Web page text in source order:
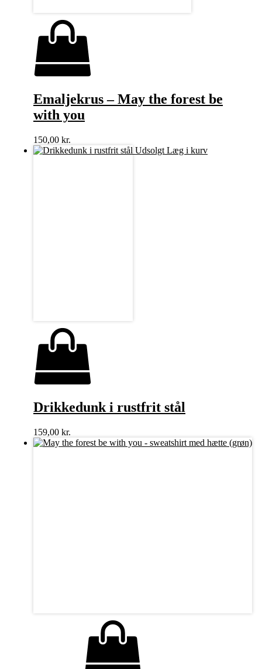
Emaljekrus – May the forest be
with you
150,00 kr.
Udsolgt Læg i kurv
Drikkedunk i rustfrit stål
159,00 kr.